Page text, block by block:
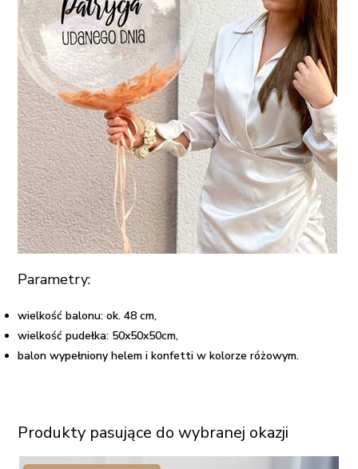
Parametry:
wielkość balonu: ok. 48 cm,
wielkość pudełka: 50x50x50cm,
balon wypełniony helem i konfetti w kolorze różowym.
Produkty pasujące do wybranej okazji